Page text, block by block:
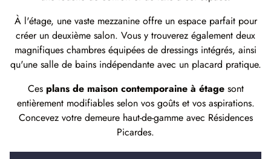
À l'étage, une vaste mezzanine offre un espace parfait pour
créer un deuxième salon. Vous y trouverez également deux
magnifiques chambres équipées de dressings intégrés, ainsi
qu'une salle de bains indépendante avec un placard pratique.
Ces plans de maison contemporaine à étagesont
entièrement modifiables selon vos goûts et vos aspirations.
Concevez votre demeure haut-de-gamme avec Résidences
Picardes.